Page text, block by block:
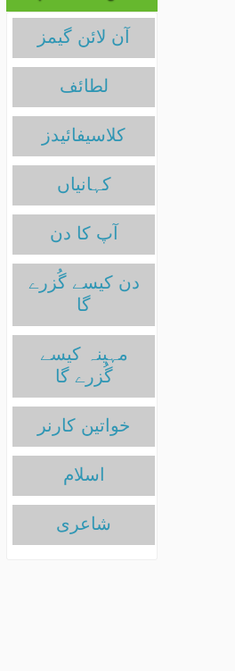
آن لائن گیمز
لطائف
کلاسیفائیدز
کہانیاں‌
آپ کا دن
دن کیسے گُزرے
گا
مہینہ کیسے
گُزرے گا
خواتین کارنر
اسلام
شاعری